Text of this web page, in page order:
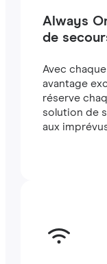
Always
de
Avec
avantage
réserve
solution de
aux